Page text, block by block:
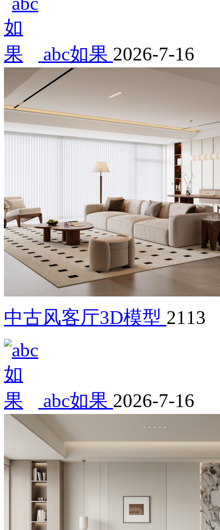
abc如果 2026-7-16
中古风客厅3D模型 2113
abc如果 2026-7-16